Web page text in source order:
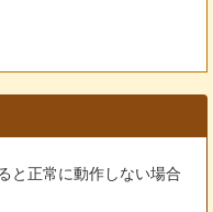
と正常に動作しない場合